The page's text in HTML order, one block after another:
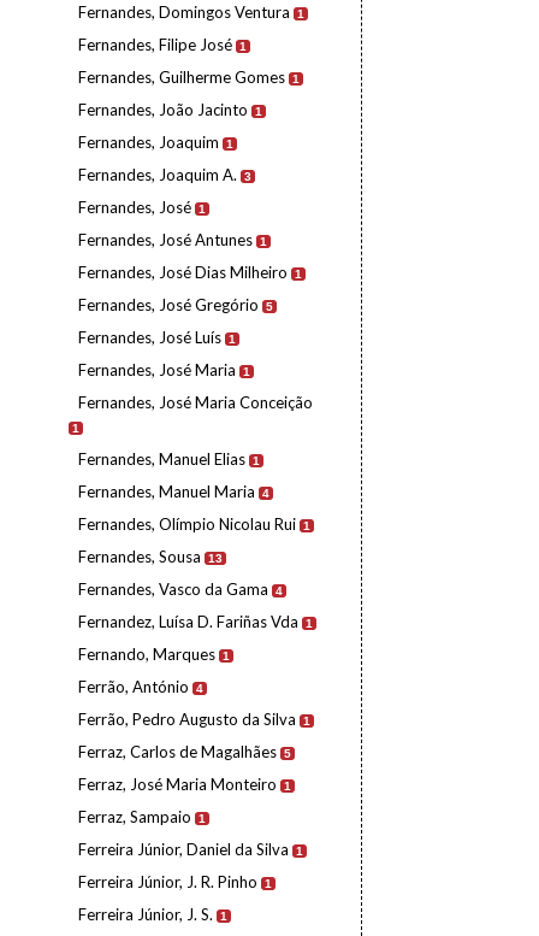
Fernandes, Domingos Ventura 1
Fernandes, Filipe José 1
Fernandes, Guilherme Gomes 1
Fernandes, João Jacinto 1
Fernandes, Joaquim 1
Fernandes, Joaquim A. 3
Fernandes, José 1
Fernandes, José Antunes 1
Fernandes, José Dias Milheiro 1
Fernandes, José Gregório 5
Fernandes, José Luís 1
Fernandes, José Maria 1
Fernandes, José Maria Conceição
1
Fernandes, Manuel Elias 1
Fernandes, Manuel Maria 4
Fernandes, Olímpio Nicolau Rui 1
Fernandes, Sousa 13
Fernandes, Vasco da Gama 4
Fernandez, Luísa D. Fariñas Vda 1
Fernando, Marques 1
Ferrão, António 4
Ferrão, Pedro Augusto da Silva 1
Ferraz, Carlos de Magalhães 5
Ferraz, José Maria Monteiro 1
Ferraz, Sampaio 1
Ferreira Júnior, Daniel da Silva 1
Ferreira Júnior, J. R. Pinho 1
Ferreira Júnior, J. S. 1